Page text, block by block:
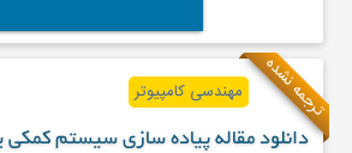
ترجمه نشده مهندسی کامپیوتر
دانلود مقاله پیاده سازی سیستم کمکی